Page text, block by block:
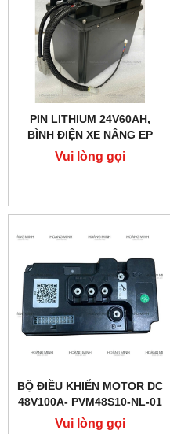
PIN LITHIUM 24V60AH,
BÌNH ĐIỆN XE NÂNG EP
Vui lòng gọi
BỘ ĐIỀU KHIỂN MOTOR DC
48V100A- PVM48S10-NL-01
(PTE20Q)
Vui lòng gọi